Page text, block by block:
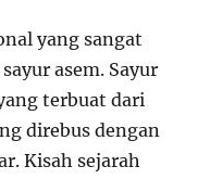
yang sangat
asem. Sayur
terbuat dari
direbus dengan
Kisah sejarah